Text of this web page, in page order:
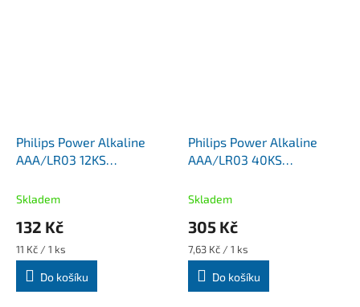
Philips Power Alkaline
AAA/LR03 12KS
mikrotužkové alkalické
Skladem
132 Kč
Měrná
cena:
11 Kč / 1 ks
Do košíku
Philips Power Alkaline
AAA/LR03 40KS
mikrotužkové alkalické
Skladem
305 Kč
Měrná
cena:
7,63 Kč / 1 ks
Do košíku